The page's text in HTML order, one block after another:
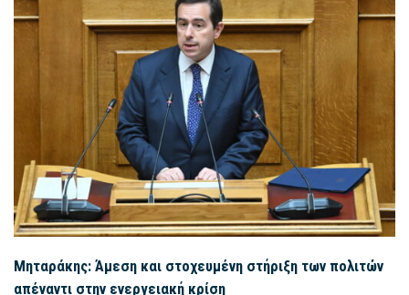
Μηταράκης: Άμεση και στοχευμένη στήριξη των πολιτών
απέναντι στην ενεργειακή κρίση